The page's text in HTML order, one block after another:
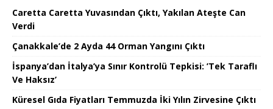
Caretta Caretta Yuvasından Çıktı, Yakılan Ateşte Can
Verdi
Çanakkale’de 2 Ayda 44 Orman Yangını Çıktı
İspanya’dan İtalya’ya Sınır Kontrolü Tepkisi: ’Tek Taraflı
Ve Haksız’
Küresel Gıda Fiyatları Temmuzda İki Yılın Zirvesine Çıktı